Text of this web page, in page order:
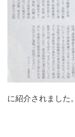
に紹介されました。